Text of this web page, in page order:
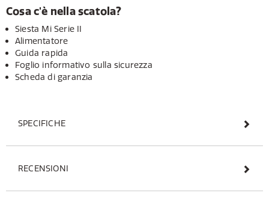
Cosa c'è nella scatola?
Siesta Mi Serie II
Alimentatore
Guida rapida
Foglio informativo sulla sicurezza
Scheda di garanzia
SPECIFICHE
RECENSIONI